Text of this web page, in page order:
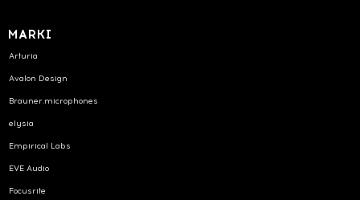
MARKI
Arturia
Avalon Design
Brauner.microphones
elysia
Empirical Labs
EVE Audio
Focusrite